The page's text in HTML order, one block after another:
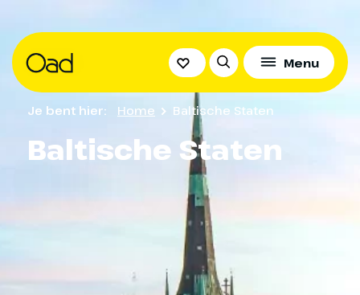
Menu
Baltische Staten
Je bent hier: Home Baltische Staten